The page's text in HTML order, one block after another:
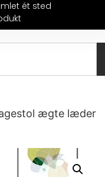
ét sted
ægte læder